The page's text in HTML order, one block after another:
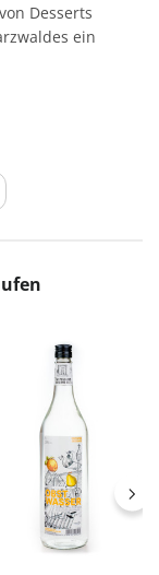
Desserts
ein